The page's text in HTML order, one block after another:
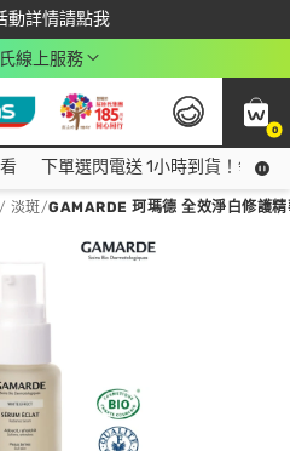
動詳情請點我
最高回饋$350
線上服務
0
下單選閃電送 1小時到貨！領神
淡斑/GAMARDE 珂瑪德 全效淨白修護